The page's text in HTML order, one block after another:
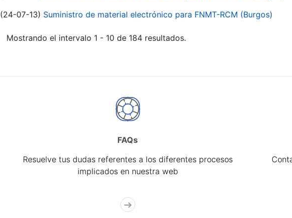
(24-07-13) Suministro de material electrónico para FNMT-RCM (Burgos)
Mostrando el intervalo 1 - 10 de 184 resultados.
FAQs
Resuelve tus dudas referentes a los diferentes procesos
implicados en nuestra web